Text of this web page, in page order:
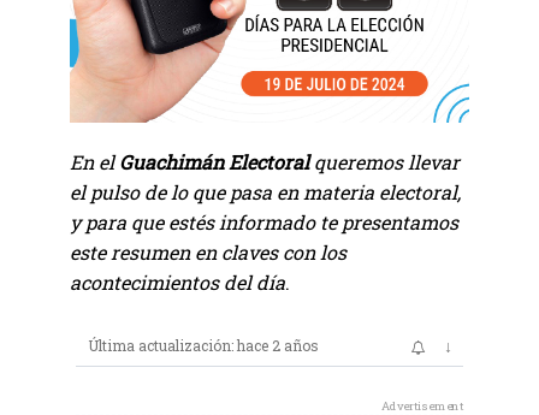
En elGuachimán Electoralqueremos llevar
el pulso de lo que pasa en materia electoral,
y para que estés informado te presentamos
este resumen en claves con los
acontecimientos del día.
Última actualización: hace 2 años ↓
Advertisement